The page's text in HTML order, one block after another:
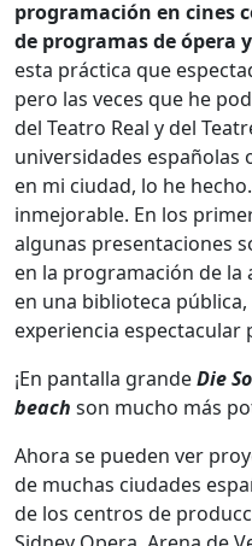
programación en cines
de programas de ópera
esta práctica que
pero las veces que he
del Teatro Real y del
universidades españolas
en mi ciudad, lo he
inmejorable. En los
algunas presentaciones
en la programación de la
en una biblioteca
experiencia espectacular
¡En pantalla grandeDie
beach son mucho más
Ahora se pueden ver
de muchas ciudades
de los centros de